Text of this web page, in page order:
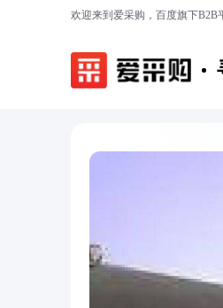
欢迎来到爱采购，百度旗下B2B